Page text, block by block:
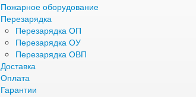
Пожарное оборудование
Перезарядка
Перезарядка ОП
Перезарядка ОУ
Перезарядка ОВП
Доставка
Оплата
Гарантии